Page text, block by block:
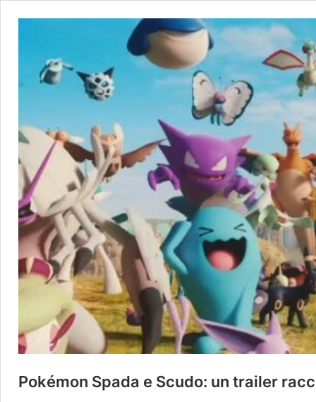
Pokémon Spada e Scudo: un trailer